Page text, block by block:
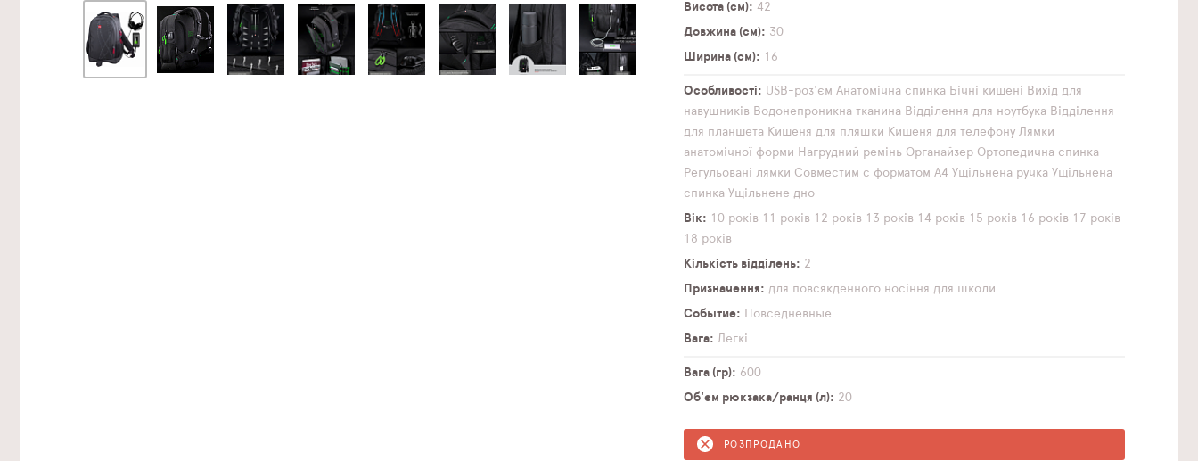
Висота (см)
42
Довжина (см)
30
Ширина (см)
16
Особливості USB-роз'єм Анатомічна спинка Бічні кишені Вихід для
навушників Водонепроникна тканина Відділення для ноутбука Відділення
для планшета Кишеня для пляшки Кишеня для телефону Лямки
анатомічної форми Нагрудний ремінь Органайзер Ортопедична спинка
Регульовані лямки Совместим с форматом А4 Ущільнена ручка Ущільнена
спинка Ущільнене дно
Вік
10 років 11 років 12 років 13 років 14 років 15 років 16 років 17 років
18 років
Кількість відділень
2
Призначення
для повсякденного носіння для школи
Событие
Повседневные
Вага
Легкі
Вага (гр)
600
Об'єм рюкзака/ранця (л)
20
РОЗПРОДАНО